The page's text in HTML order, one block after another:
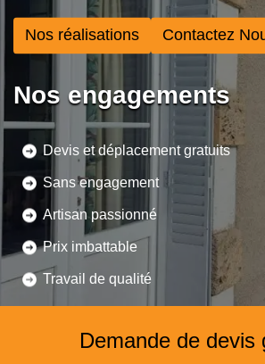
Nos réalisations Contactez
Nos engagements
Devis et déplacement gratuits
Sans engagement
Artisan passionné
Prix imbattable
Travail de qualité
Demande de devis